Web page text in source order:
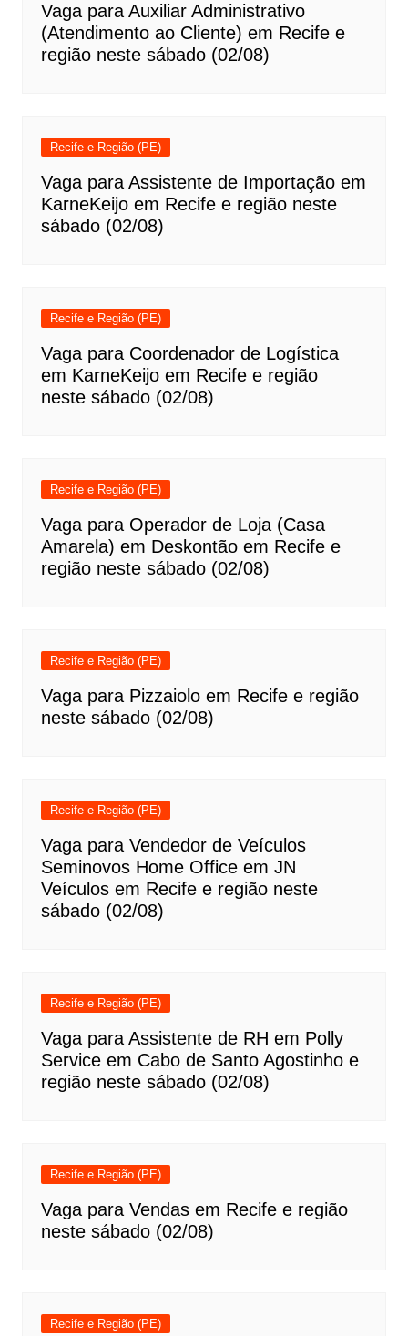
Vaga para Auxiliar Administrativo
(Atendimento ao Cliente) em Recife e
região neste sábado (02/08)
Recife e Região (PE)
Vaga para Assistente de Importação em
KarneKeijo em Recife e região neste
sábado (02/08)
Recife e Região (PE)
Vaga para Coordenador de Logística
em KarneKeijo em Recife e região
neste sábado (02/08)
Recife e Região (PE)
Vaga para Operador de Loja (Casa
Amarela) em Deskontão em Recife e
região neste sábado (02/08)
Recife e Região (PE)
Vaga para Pizzaiolo em Recife e região
neste sábado (02/08)
Recife e Região (PE)
Vaga para Vendedor de Veículos
Seminovos Home Office em JN
Veículos em Recife e região neste
sábado (02/08)
Recife e Região (PE)
Vaga para Assistente de RH em Polly
Service em Cabo de Santo Agostinho e
região neste sábado (02/08)
Recife e Região (PE)
Vaga para Vendas em Recife e região
neste sábado (02/08)
Recife e Região (PE)